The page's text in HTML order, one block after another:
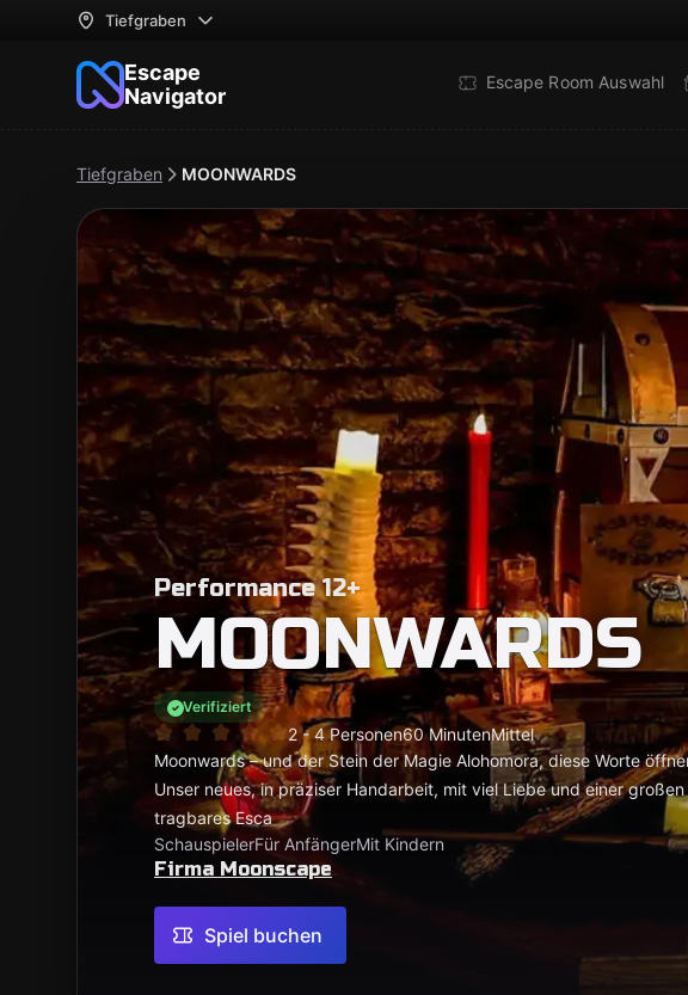
Tiefgraben
Escape
Navigator
Escape Room Auswahl
Tiefgraben MOONWARDS
Performance 12+
MOONWARDS
Verifiziert
2 - 4 Personen60 MinutenMittel
Moonwards – und der Stein der Magie Alohomora, diese Worte
Unser neues, in präziser Handarbeit, mit viel Liebe und einer
tragbares Esca
SchauspielerFür AnfängerMit Kindern
Firma Moonscape
Spiel buchen